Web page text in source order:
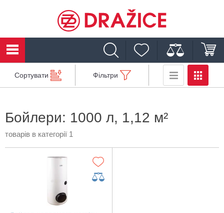
Сортувати Фільтри
Бойлери: 1000 л, 1,12 м²
товарів в категорії 1